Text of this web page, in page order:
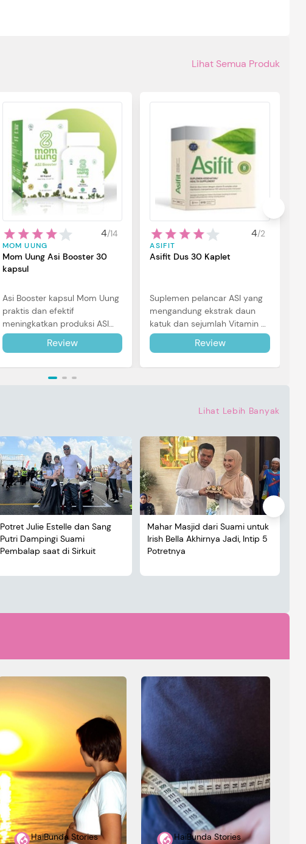
Lihat Semua Produk
4/14
MOM UUNG
Mom Uung Asi Booster 30
kapsul
Asi Booster kapsul Mom Uung
praktis dan efektif
meningkatkan produksi ASI
Bunda untuk Si Kecil. Simak
review lengkapnya di sini.
Review
4/2
ASIFIT
Asifit Dus 30 Kaplet
Suplemen pelancar ASI yang
mengandung ekstrak daun
katuk dan sejumlah Vitamin B1,
B2, B6 & B12 yang bagus untuk
melancarkan air susu ibu.
Review
Lihat Lebih Banyak
Potret Julie Estelle dan Sang
Putri Dampingi Suami
Pembalap saat di Sirkuit
Mahar Masjid dari Suami untuk
Irish Bella Akhirnya Jadi, Intip 5
Potretnya
HaiBunda Stories HaiBunda Stories